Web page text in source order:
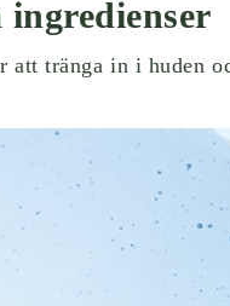
tränga in i huden